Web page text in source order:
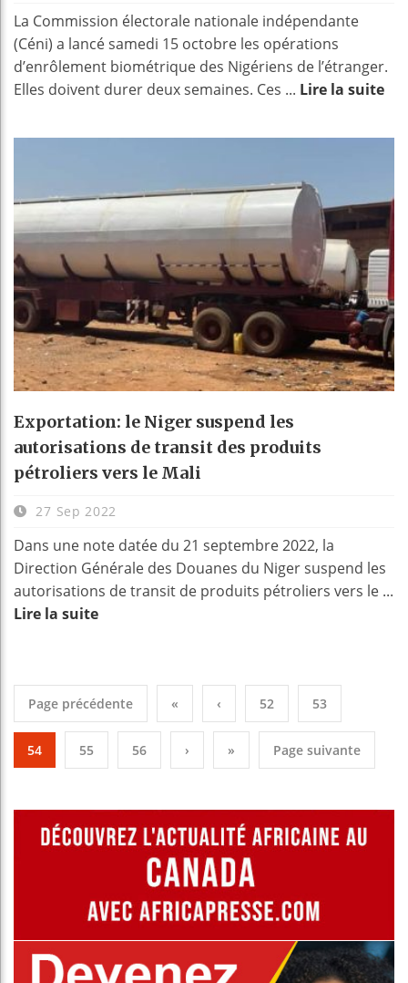
La Commission électorale nationale indépendante
(Céni) a lancé samedi 15 octobre les opérations
d’enrôlement biométrique des Nigériens de l’étranger.
Elles doivent durer deux semaines. Ces ... Lire la suite
Exportation: le Niger suspend les
autorisations de transit des produits
pétroliers vers le Mali
27 Sep 2022
Dans une note datée du 21 septembre 2022, la
Direction Générale des Douanes du Niger suspend les
autorisations de transit de produits pétroliers vers le ...
Lire la suite
Page précédente « ‹ 52 53
54 55 56 › » Page suivante